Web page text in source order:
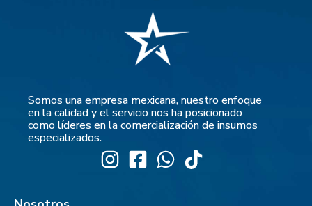
Somos una empresa mexicana, nuestro enfoque
en la calidad y el servicio nos ha posicionado
como líderes en la comercialización de insumos
especializados.